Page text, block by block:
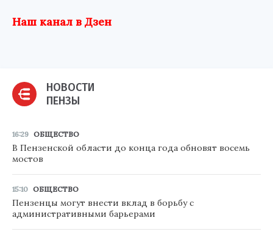
Наш канал в Дзен
НОВОСТИ
ПЕНЗЫ
16:29 ОБЩЕСТВО
В Пензенской области до конца года обновят восемь
мостов
15:10 ОБЩЕСТВО
Пензенцы могут внести вклад в борьбу с
административными барьерами